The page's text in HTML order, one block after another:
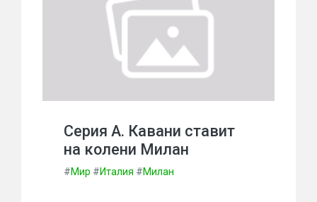
Серия А. Кавани ставит
на колени Милан
#Мир #Италия #Милан